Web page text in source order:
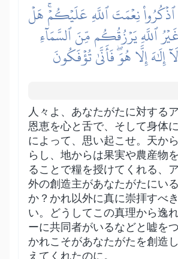
نِعۡمَتَ ٱللَّهِ عَلَيۡكُمۡۚ هَلۡ
ٱللَّهِ يَرۡزُقُكُم مِّنَ ٱلسَّمَآءِ
إِلَٰهَ إِلَّا هُوَۖ فَأَنَّىٰ تُؤۡفَكُونَ
人々よ、あなたがたに対する
恩恵を心と舌で、そして身体
によって、思い起こせ。天か
らし、地からは果実や農産物
ることで糧を授けてくれる、
外の創造主があなたがたにい
か？かれ以外に真に崇拝すべ
い。どうしてこの真理から逸
ーに共同者がいるなどと嘘を
かれこそがあなたがたを創造
えてくれたのに。